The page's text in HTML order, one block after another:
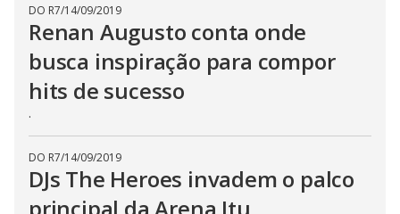
DO R7/14/09/2019
Renan Augusto conta onde
busca inspiração para compor
hits de sucesso
.
DO R7/14/09/2019
DJs The Heroes invadem o palco